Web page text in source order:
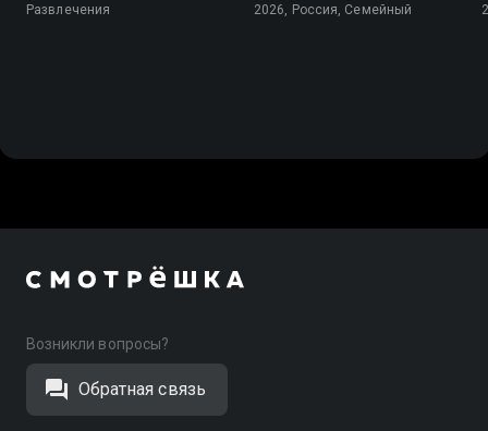
Развлечения 2026, Россия, Cемейный
Возникли вопросы?
Обратная связь